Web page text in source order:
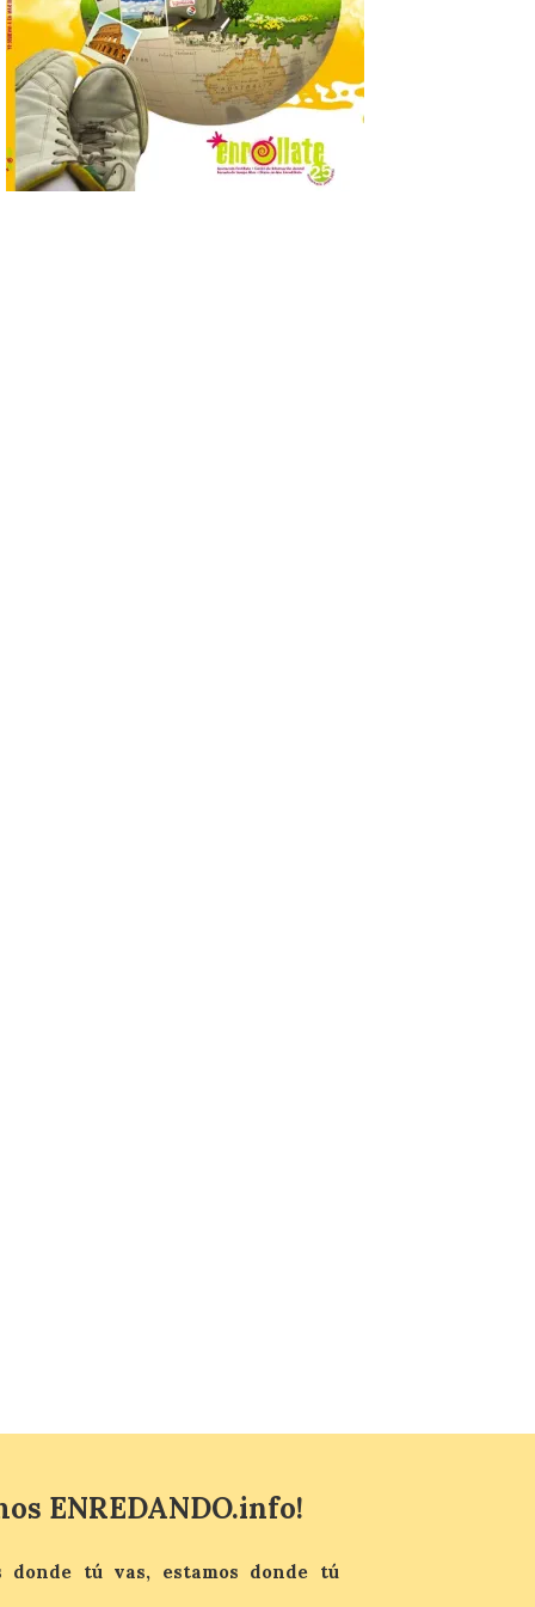
posición exacta del Sol y
así localizar el lugar ideal
para observar el eclipse
solar del 12 de agosto de 2026 sin
obstáculos. El visor es una herramienta a
la […]
Paradores renueva su
ENREDANDO.info!
donde tú vas, estamos donde tú